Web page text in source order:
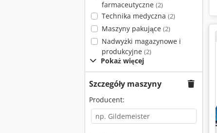
farmaceutyczne (2)
Technika medyczna (2)
Maszyny pakujące (2)
Nadwyżki magazynowe i
produkcyjne (2)
Pokaż więcej
Szczegóły maszyny
Producent: